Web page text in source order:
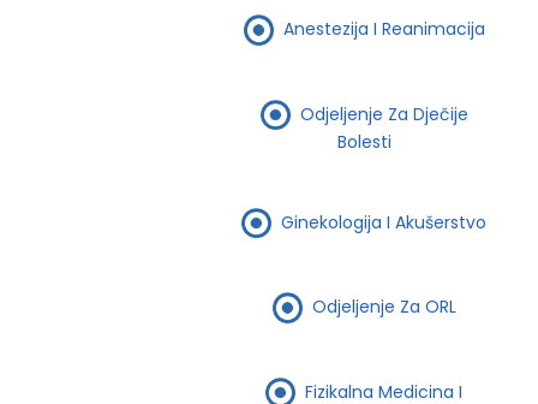
Anestezija I Reanimacija
Odjeljenje Za Dječije
Bolesti
Ginekologija I Akušerstvo
Odjeljenje Za ORL
Fizikalna Medicina I